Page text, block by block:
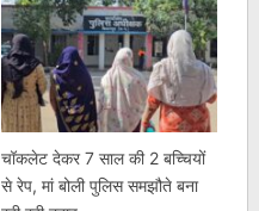
चॉकलेट देकर 7 साल की 2 बच्चियों
से रेप, मां बोली पुलिस समझौते बना